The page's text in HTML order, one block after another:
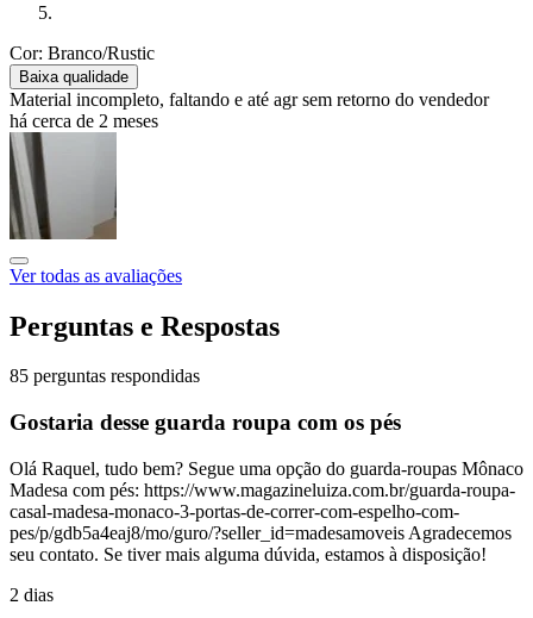
Cor: Branco/Rustic
Baixa qualidade
Material incompleto, faltando e até agr sem retorno do vendedor
há cerca de 2 meses
Ver todas as avaliações
Perguntas e Respostas
85 perguntas respondidas
Gostaria desse guarda roupa com os pés
Olá Raquel, tudo bem? Segue uma opção do guarda-roupas Mônaco
Madesa com pés: https://www.magazineluiza.com.br/guarda-roupa-
casal-madesa-monaco-3-portas-de-correr-com-espelho-com-
pes/p/gdb5a4eaj8/mo/guro/?seller_id=madesamoveis Agradecemos
seu contato. Se tiver mais alguma dúvida, estamos à disposição!
2 dias